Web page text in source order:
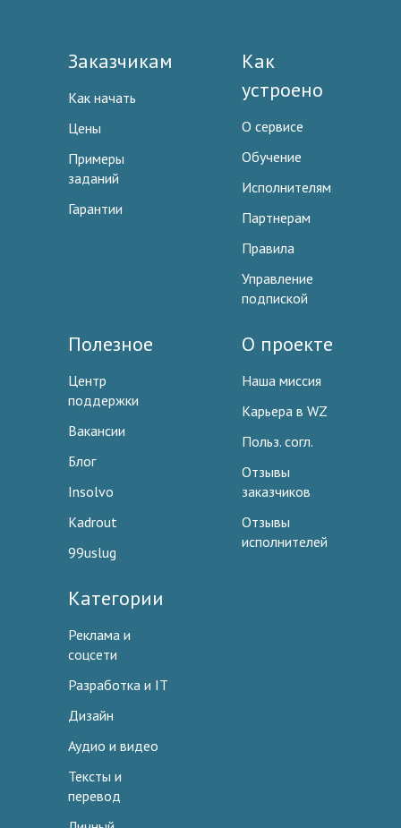
Заказчикам
Как начать
Цены
Примеры
заданий
Гарантии
Как
устроено
О сервисе
Обучение
Исполнителям
Партнерам
Правила
Управление
подпиской
Полезное
Центр
поддержки
Вакансии
Блог
Insolvo
Kadrout
99uslug
О проекте
Наша миссия
Карьера в WZ
Польз. согл.
Отзывы
заказчиков
Отзывы
исполнителей
Категории
Реклама и
соцсети
Разработка и IT
Дизайн
Аудио и видео
Тексты и
перевод